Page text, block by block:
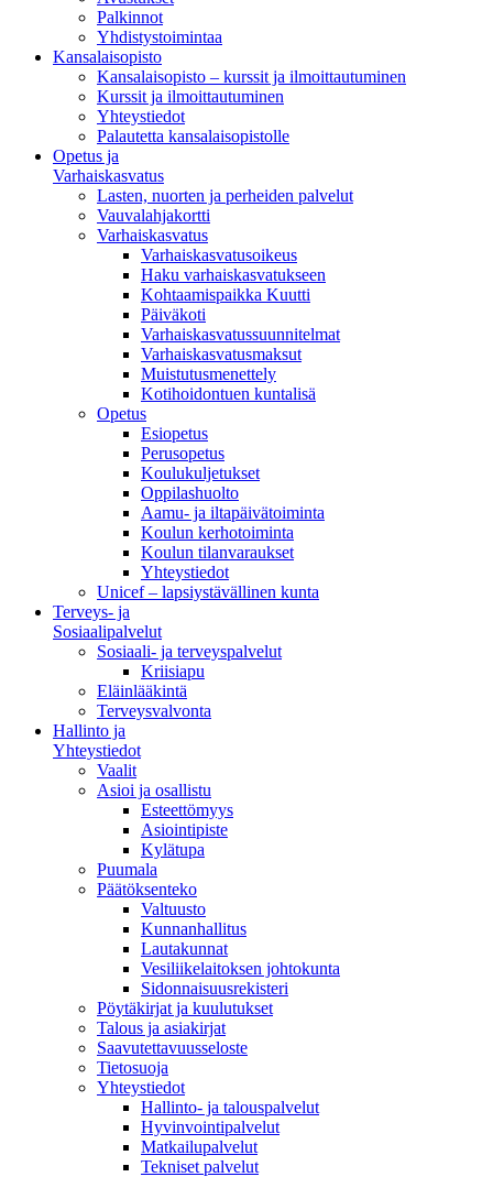
Palkinnot
Yhdistystoimintaa
Kansalaisopisto
Kansalaisopisto – kurssit ja ilmoittautuminen
Kurssit ja ilmoittautuminen
Yhteystiedot
Palautetta kansalaisopistolle
Opetus ja
Varhaiskasvatus
Lasten, nuorten ja perheiden palvelut
Vauvalahjakortti
Varhaiskasvatus
Varhaiskasvatusoikeus
Haku varhaiskasvatukseen
Kohtaamispaikka Kuutti
Päiväkoti
Varhaiskasvatussuunnitelmat
Varhaiskasvatusmaksut
Muistutusmenettely
Kotihoidontuen kuntalisä
Opetus
Esiopetus
Perusopetus
Koulukuljetukset
Oppilashuolto
Aamu- ja iltapäivätoiminta
Koulun kerhotoiminta
Koulun tilanvaraukset
Yhteystiedot
Unicef – lapsiystävällinen kunta
Terveys- ja
Sosiaalipalvelut
Sosiaali- ja terveyspalvelut
Kriisiapu
Eläinlääkintä
Terveysvalvonta
Hallinto ja
Yhteystiedot
Vaalit
Asioi ja osallistu
Esteettömyys
Asiointipiste
Kylätupa
Puumala
Päätöksenteko
Valtuusto
Kunnanhallitus
Lautakunnat
Vesiliikelaitoksen johtokunta
Sidonnaisuusrekisteri
Pöytäkirjat ja kuulutukset
Talous ja asiakirjat
Saavutettavuusseloste
Tietosuoja
Yhteystiedot
Hallinto- ja talouspalvelut
Hyvinvointipalvelut
Matkailupalvelut
Tekniset palvelut